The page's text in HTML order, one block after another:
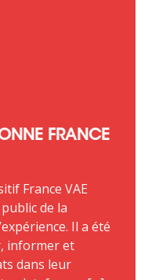
FRANCE
France VAE
de la
Il a été
informer et
dans leur